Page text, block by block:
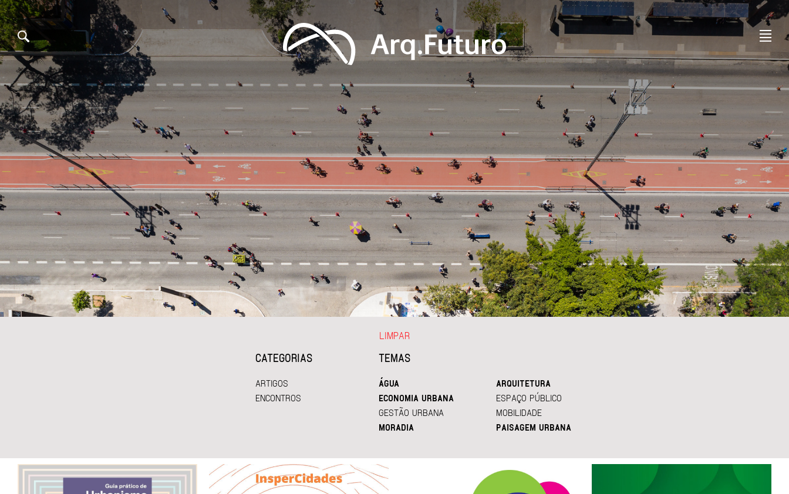
CATEGORIAS
ARTIGOS
ENCONTROS
TEMAS
ÁGUA
ARQUITETURA
ECONOMIA URBANA
ESPAÇO PÚBLICO
GESTÃO URBANA
MOBILIDADE
MORADIA
PAISAGEM URBANA
LIMPAR